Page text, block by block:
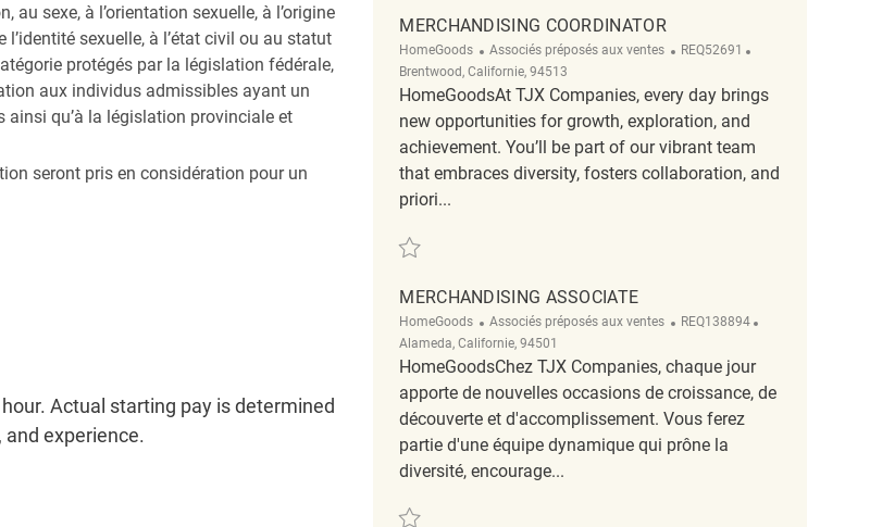
sexe, à l’orientation sexuelle, à l’origine
l’identité sexuelle, à l’état civil ou au statut
protégés par la législation fédérale,
aux individus admissibles ayant un
qu’à la législation provinciale et
seront pris en considération pour un
Actual starting pay is determined
experience.
MERCHANDISING COORDINATOR
HomeGoods Catégorie
Associés préposés aux ventes ReqId
REQ52691
Brentwood, Californie, 94513
HomeGoodsAt TJX Companies, every day brings
new opportunities for growth, exploration, and
achievement. You’ll be part of our vibrant team
that embraces diversity, fosters collaboration, and
priori...
Sauvegarder Merchandising Coordinator REQ52691
MERCHANDISING ASSOCIATE
HomeGoods Catégorie
Associés préposés aux ventes ReqId
REQ138894
Alameda, Californie, 94501
HomeGoodsChez TJX Companies, chaque jour
apporte de nouvelles occasions de croissance, de
découverte et d'accomplissement. Vous ferez
partie d'une équipe dynamique qui prône la
diversité, encourage...
Sauvegarder merchandising associate REQ138894